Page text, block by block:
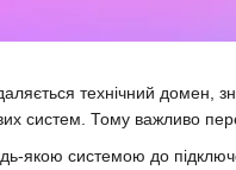
технічний домен,
систем. Тому важливо
якою системою до